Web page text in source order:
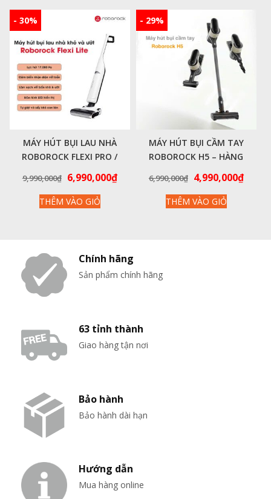
6,500,000₫.
- 30%
MÁY HÚT BỤI LAU NHÀ
ROBOROCK FLEXI PRO /
ROBOROCK FLEXI LITE – BẢN
QUỐC TẾ
9,990,000₫ Giá
là:
6,990,000₫Giá
THÊM VÀO GIỎ
- 29%
MÁY HÚT BỤI CẦM TAY
ROBOROCK H5 – HÀNG
6,990,000₫ Giá
là:
4,990,000₫Giá
THÊM VÀO GIỎ
Chính hãng
Sản phẩm chính hãng
63 tỉnh thành
Giao hàng tận nơi
Bảo hành
Bảo hành dài hạn
Hướng dẫn
Mua hàng online